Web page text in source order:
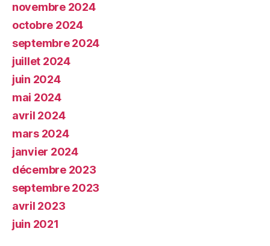
novembre 2024
octobre 2024
septembre 2024
juillet 2024
juin 2024
mai 2024
avril 2024
mars 2024
janvier 2024
décembre 2023
septembre 2023
avril 2023
juin 2021